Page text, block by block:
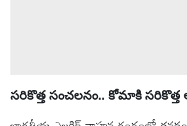
సరికొత్త సంచలనం.. కోమాకి సరికొత్త